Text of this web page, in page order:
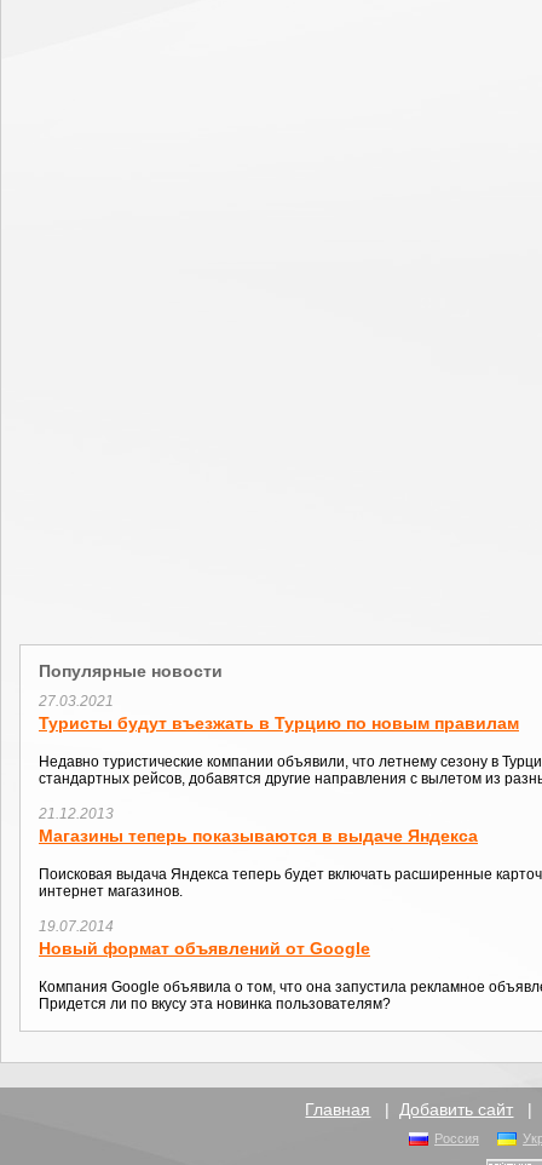
Популярные новости
27.03.2021
Туристы будут въезжать в Турцию по новым правилам
Недавно туристические компании объявили, что летнему сезону в
стандартных рейсов, добавятся другие направления с вылетом из
21.12.2013
Магазины теперь показываются в выдаче Яндекса
Поисковая выдача Яндекса теперь будет включать расширенные
интернет магазинов.
19.07.2014
Новый формат объявлений от Google
Компания Google объявила о том, что она запустила рекламное
Придется ли по вкусу эта новинка пользователям?
Главная | Добавить сайт |
Россия